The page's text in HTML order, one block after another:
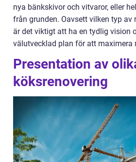
nya bänkskivor och vitvaror, eller
från grunden. Oavsett vilken typ av
är det viktigt att ha en tydlig vision
välutvecklad plan för att maximera
Presentation av
köksrenovering